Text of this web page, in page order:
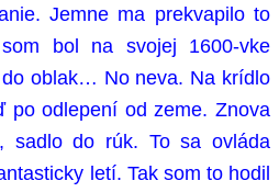
Jemne ma prekvapilo to
bol na svojej 1600-vke
oblak… No neva. Na krídlo
po odlepení od zeme. Znova
sadlo do rúk. To sa ovláda
letí. Tak som to hodil